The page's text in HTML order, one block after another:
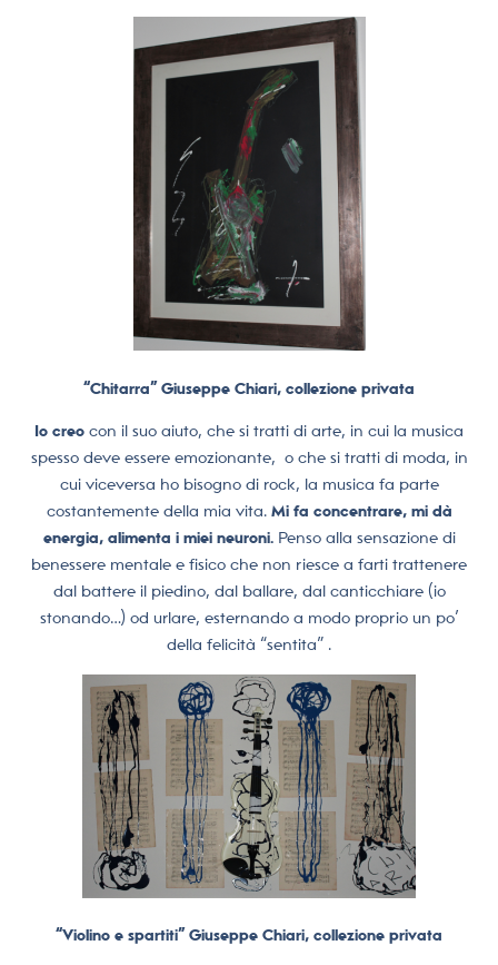
“Chitarra” Giuseppe Chiari, collezione privata
Io creo con il suo aiuto, che si tratti di arte, in cui la musica
spesso deve essere emozionante, o che si tratti di moda, in
cui viceversa ho bisogno di rock, la musica fa parte
costantemente della mia vita. Mi fa concentrare, mi dà
energia, alimenta i miei neuroni.Penso alla sensazione di
benessere mentale e fisico che non riesce a farti trattenere
dal battere il piedino, dal ballare, dal canticchiare (io
stonando…) od urlare, esternando a modo proprio un po’
della felicità “sentita” .
“Violino e spartiti” Giuseppe Chiari, collezione privata